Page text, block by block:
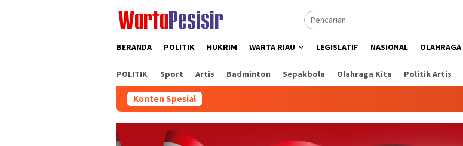
BERANDA POLITIK HUKRIM WARTA RIAU LEGISLATIF NASIONAL OLAHRAGA
POLITIK Sport Artis Badminton Sepakbola Olahraga Kita Politik Artis
Konten Spesial